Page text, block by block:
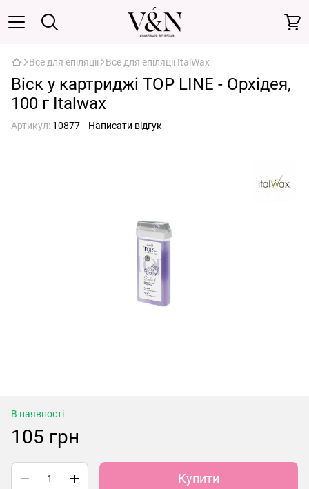
Все для епіляції Все для епіляції ItalWax
Віск у картриджі TOP LINE - Орхідея,
100 г Italwax
Артикул: 10877 Написати відгук
В наявності
105 грн
Купити